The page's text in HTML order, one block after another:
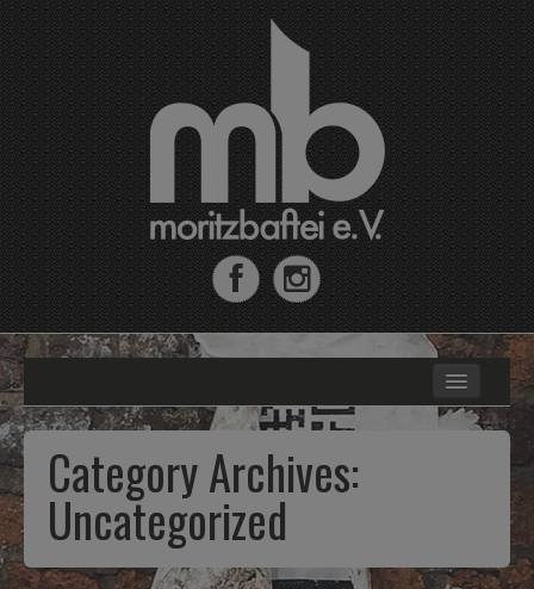
Moritzbastei e.V.
MB-Fahrradrallye
MoritzJunior
MoritzKino
Category Archives:
Uncategorized